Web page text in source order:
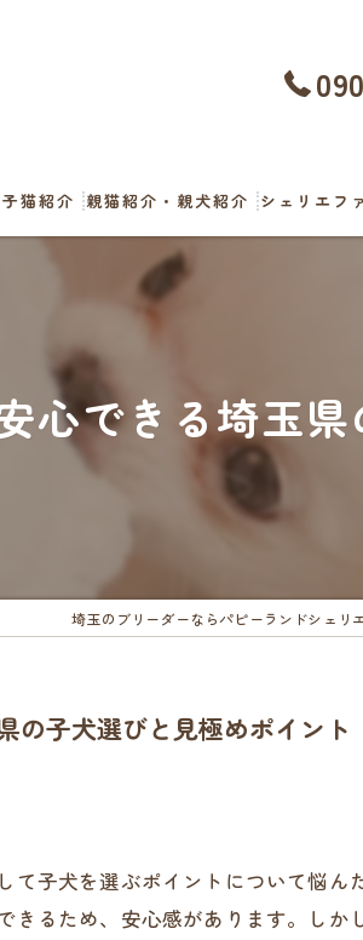
子猫紹介 親猫紹介・親犬紹介 シェリエフ
心できる埼玉
埼玉のブリーダーならパピーランドシェリ
の子犬選びと見極めポイント
子犬を選ぶポイントについて悩
るため、安心感があります。し